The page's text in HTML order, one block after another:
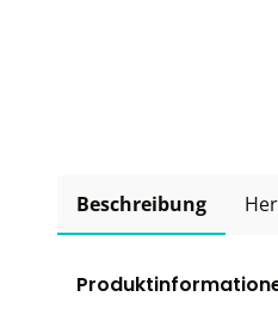
Beschreibung